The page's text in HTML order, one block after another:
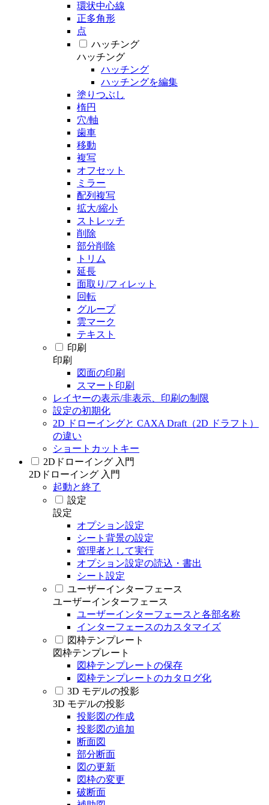
環状中心線
正多角形
点
ハッチング
ハッチング
ハッチング
ハッチングを編集
塗りつぶし
楕円
穴/軸
歯車
移動
複写
オフセット
ミラー
配列複写
拡大/縮小
ストレッチ
削除
部分削除
トリム
延長
面取り/フィレット
回転
グループ
雲マーク
テキスト
印刷
印刷
図面の印刷
スマート印刷
レイヤーの表示/非表示、印刷の制限
設定の初期化
2D ドローイングと CAXA Draft（2D ドラフト）
の違い
ショートカットキー
2Dドローイング 入門
2Dドローイング 入門
起動と終了
設定
設定
オプション設定
シート背景の設定
管理者として実行
オプション設定の読込・書出
シート設定
ユーザーインターフェース
ユーザーインターフェース
ユーザーインターフェースと各部名称
インターフェースのカスタマイズ
図枠テンプレート
図枠テンプレート
図枠テンプレートの保存
図枠テンプレートのカタログ化
3D モデルの投影
3D モデルの投影
投影図の作成
投影図の追加
断面図
部分断面
図の更新
図枠の変更
破断面